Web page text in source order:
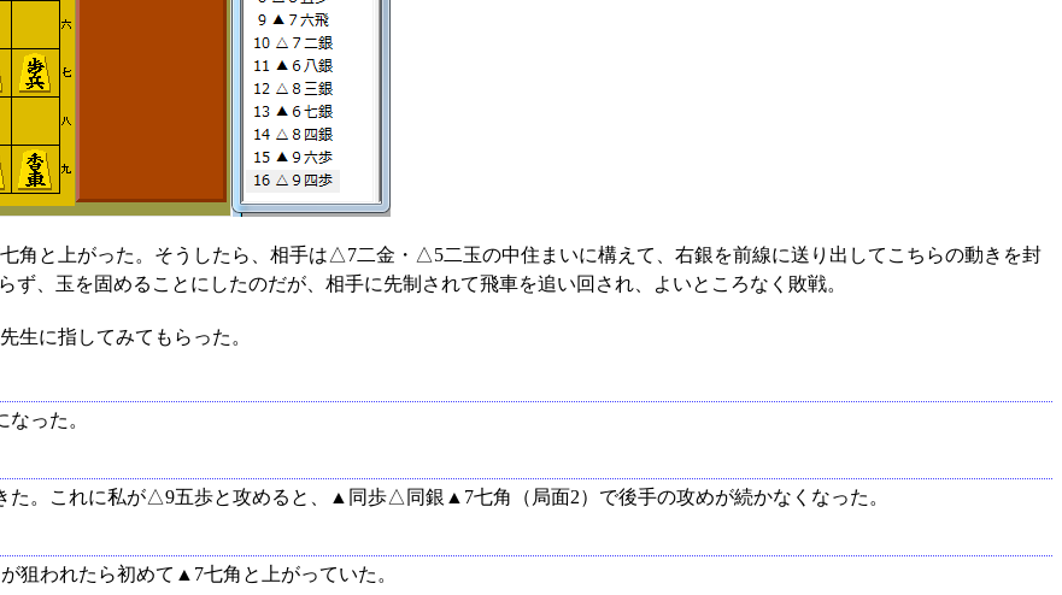
角と上がった。そうしたら、相手は△7二金・△5二玉の中住まいに構えて、右銀を前線に送り出してこちらの動きを封
、玉を固めることにしたのだが、相手に先制されて飛車を追い回され、よいところなく敗戦。
生に指してみてもらった。
った。
た。これに私が△9五歩と攻めると、▲同歩△同銀▲7七角（局面2）で後手の攻めが続かなくなった。
狙われたら初めて▲7七角と上がっていた。